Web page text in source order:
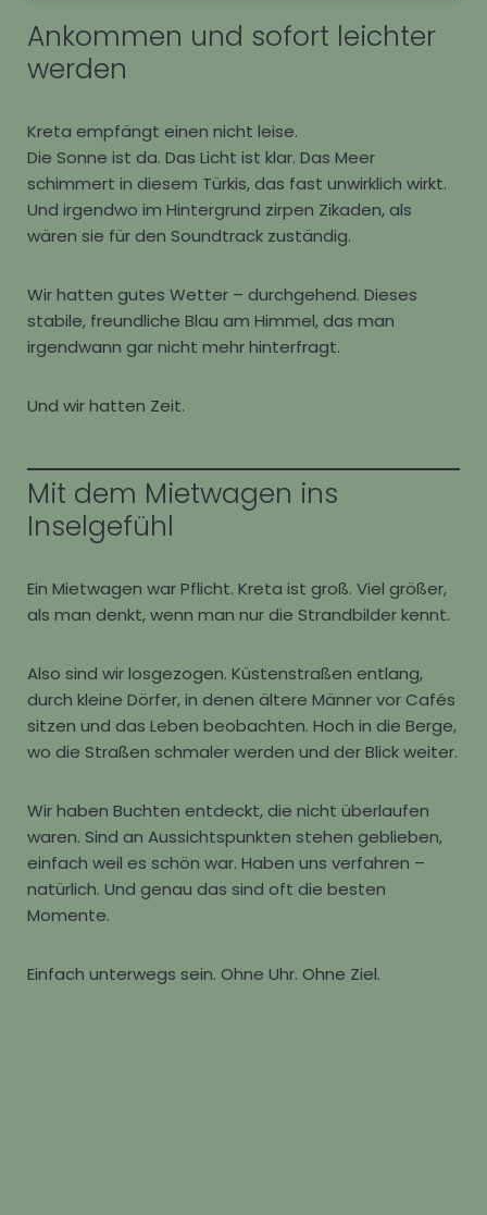
Ankommen und sofort leichter
werden
Kreta empfängt einen nicht leise.
Die Sonne ist da. Das Licht ist klar. Das Meer
schimmert in diesem Türkis, das fast unwirklich wirkt.
Und irgendwo im Hintergrund zirpen Zikaden, als
wären sie für den Soundtrack zuständig.
Wir hatten gutes Wetter – durchgehend. Dieses
stabile, freundliche Blau am Himmel, das man
irgendwann gar nicht mehr hinterfragt.
Und wir hatten Zeit.
Mit dem Mietwagen ins
Inselgefühl
Ein Mietwagen war Pflicht. Kreta ist groß. Viel größer,
als man denkt, wenn man nur die Strandbilder kennt.
Also sind wir losgezogen. Küstenstraßen entlang,
durch kleine Dörfer, in denen ältere Männer vor Cafés
sitzen und das Leben beobachten. Hoch in die Berge,
wo die Straßen schmaler werden und der Blick weiter.
Wir haben Buchten entdeckt, die nicht überlaufen
waren. Sind an Aussichtspunkten stehen geblieben,
einfach weil es schön war. Haben uns verfahren –
natürlich. Und genau das sind oft die besten
Momente.
Einfach unterwegs sein. Ohne Uhr. Ohne Ziel.